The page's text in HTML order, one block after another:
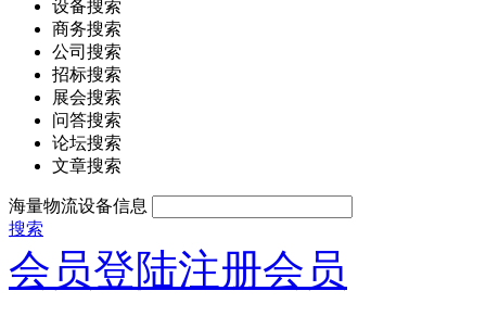
设备搜索
商务搜索
公司搜索
招标搜索
展会搜索
问答搜索
论坛搜索
文章搜索
海量物流设备信息
搜索
会员登陆注册会员